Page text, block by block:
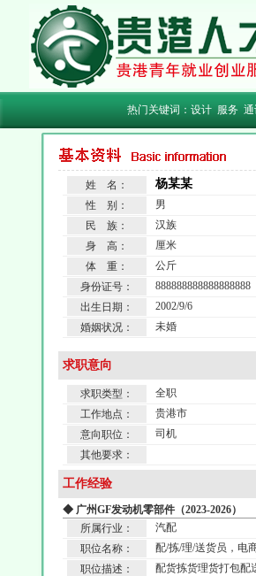
热门关键词： 设计 服务
姓 名： 杨某某
性 别：
男
民 族：
汉族
身 高：
厘米
体 重：
公斤
身份证号：
888888888888888888
出生日期：
2002/9/6
婚姻状况：
未婚
求职意向
求职类型： 全职
工作地点：
贵港市
意向职位：
司机
其他要求：
工作经验
◆ 广州GF发动机零部件（2023-2026）
所属行业：
汽配
职位名称：
配/拣/理/送货员，电
职位描述：
配货拣货理货打包配